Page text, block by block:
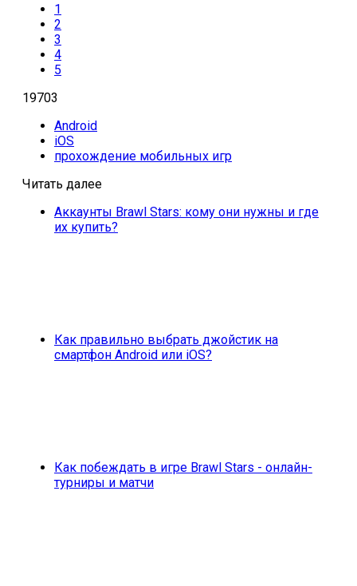
1
2
3
4
5
19703
Android
iOS
прохождение мобильных игр
Читать далее
Аккаунты Brawl Stars: кому они нужны и где
их купить?
Как правильно выбрать джойстик на
смартфон Android или iOS?
Как побеждать в игре Brawl Stars - онлайн-
турниры и матчи